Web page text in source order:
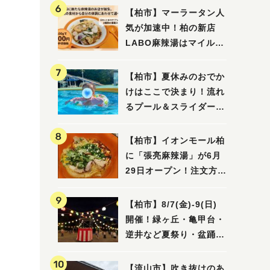
【柏市】マーラータン人
気が加速中！柏の新店
LABO麻辣湯はマイルド
【柏市】夏休みのおでか
けはここで決まり！流れ
るプール＆スライダーに
ル」を親子で満喫してき
ました！
【柏市】イオンモール柏
に「張亮麻辣湯」が6月
29日オープン！注文方法
ビュー
【柏市】8/7(金)‐9(日)
開催！緑ヶ丘・亀甲台・
逆井など夏祭り・盆踊り